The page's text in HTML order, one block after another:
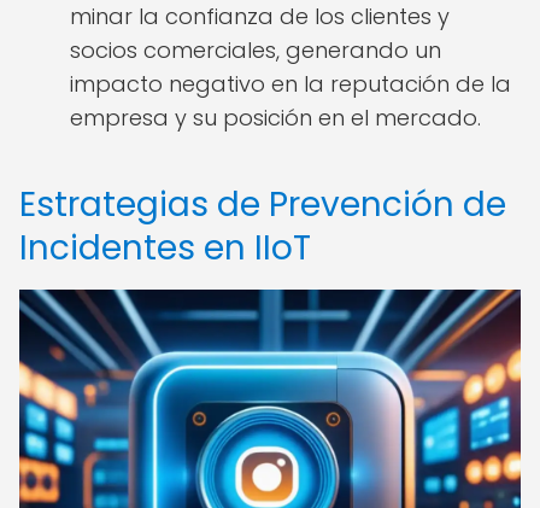
minar la confianza de los clientes y
socios comerciales, generando un
impacto negativo en la reputación de la
empresa y su posición en el mercado.
Estrategias de Prevención de
Incidentes en IIoT